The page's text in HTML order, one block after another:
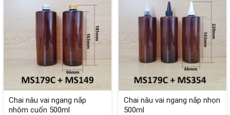
Chai nâu vai ngang nắp
nhôm cuốn 500ml
Chai nâu vai ngang nắp nhọn
500ml